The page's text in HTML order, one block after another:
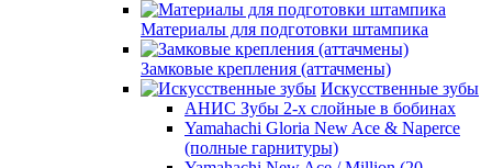
Материалы для подготовки штампика
Замковые крепления (аттачмены)
Искусственные зубы
АНИС Зубы 2-х слойные в бобинах
Yamahachi Gloria New Ace & Naperce
(полные гарнитуры)